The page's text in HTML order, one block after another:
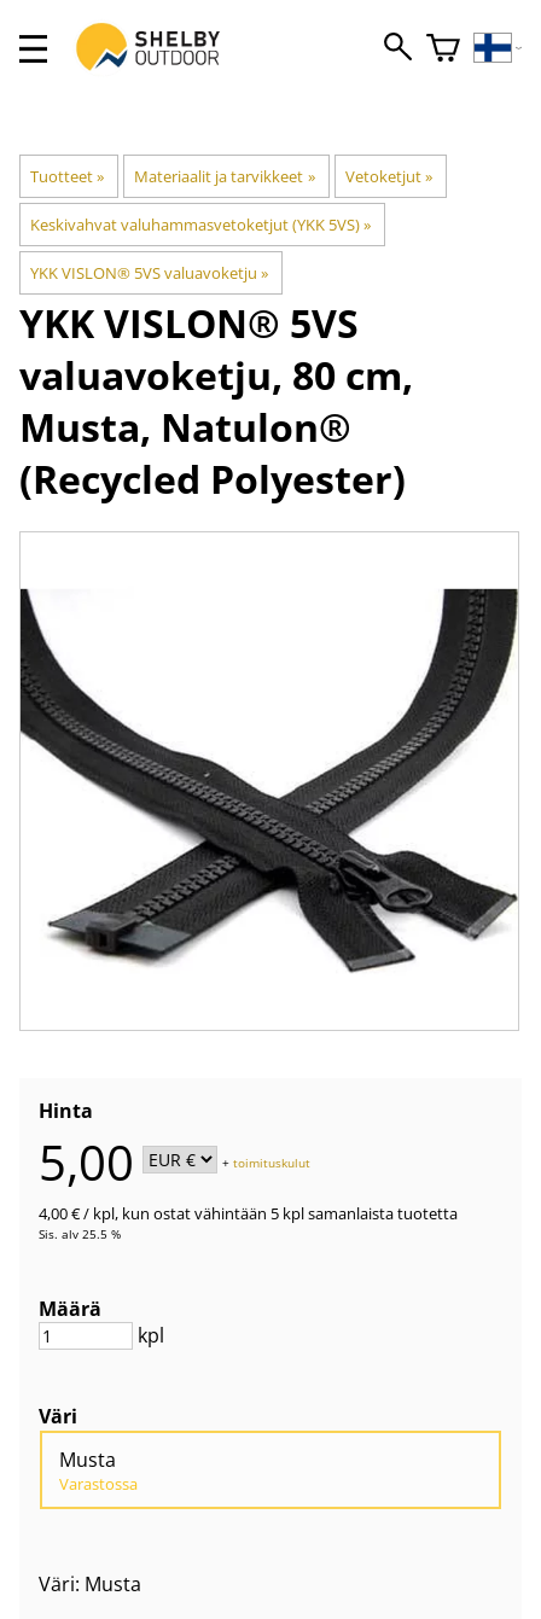
Tuotteet‪» Materiaalit ja tarvikkeet ‪» Vetoketjut‪»
Keskivahvat valuhammasvetoketjut (YKK 5VS)‪»
YKK VISLON® 5VS valuavoketju ‪»
YKKVISLON® 5VS
valuavoketju, 80 cm,
Musta, Natulon®
(Recycled Polyester)
Hinta
5,00 +toimituskulut
4,00 €/ kpl, kun ostat vähintään 5 kpl samanlaista tuotetta
Sis. alv 25.5 %
Määrä
kpl
Väri
Musta
Varastossa
Väri: Musta